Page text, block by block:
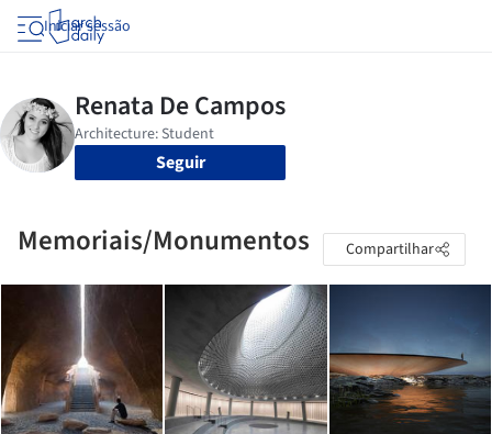
Iniciar sessão
Seguir
Memoriais/Monumentos Compartilhar